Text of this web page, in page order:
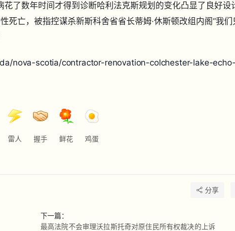
花了数年时间才得到诊断哈利法克斯规划的变化凸显了良好设
死亡，被指控谋杀新斯科舍省省长蒂姆·休斯顿改组内阁“我们
nova-scotia/contractor-renovation-colchester-lake-
雷人 握手 鲜花 鸡蛋
分享
下一篇：
最高法院不会审理沃拉斯托奇对原住民所有权裁决的上诉